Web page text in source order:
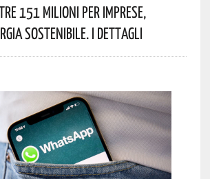
151 Milioni Per Imprese,
Sostenibile. I Dettagli